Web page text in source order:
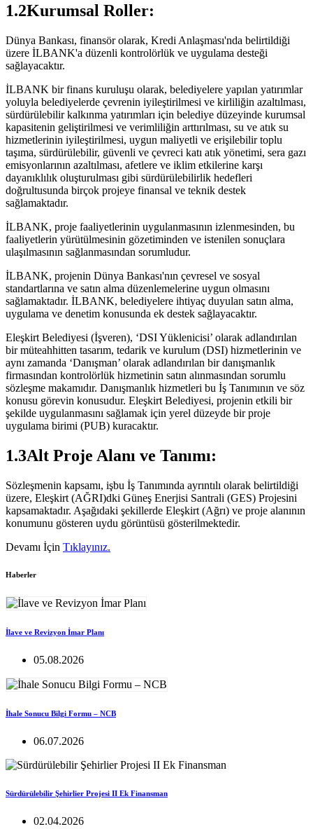
1.2Kurumsal Roller:
Dünya Bankası, finansör olarak, Kredi Anlaşması'nda belirtildiği
üzere İLBANK'a düzenli kontrolörlük ve uygulama desteği
sağlayacaktır.
İLBANK bir finans kuruluşu olarak, belediyelere yapılan yatırımlar
yoluyla belediyelerde çevrenin iyileştirilmesi ve kirliliğin azaltılması,
sürdürülebilir kalkınma yatırımları için belediye düzeyinde kurumsal
kapasitenin geliştirilmesi ve verimliliğin arttırılması, su ve atık su
hizmetlerinin iyileştirilmesi, uygun maliyetli ve erişilebilir toplu
taşıma, sürdürülebilir, güvenli ve çevreci katı atık yönetimi, sera gazı
emisyonlarının azaltılması, afetlere ve iklim etkilerine karşı
dayanıklılık oluşturulması gibi sürdürülebilirlik hedefleri
doğrultusunda birçok projeye finansal ve teknik destek
sağlamaktadır.
İLBANK, proje faaliyetlerinin uygulanmasının izlenmesinden, bu
faaliyetlerin yürütülmesinin gözetiminden ve istenilen sonuçlara
ulaşılmasının sağlanmasından sorumludur.
İLBANK, projenin Dünya Bankası'nın çevresel ve sosyal
standartlarına ve satın alma düzenlemelerine uygun olmasını
sağlamaktadır. İLBANK, belediyelere ihtiyaç duyulan satın alma,
uygulama ve denetim konusunda ek destek sağlayacaktır.
Eleşkirt Belediyesi (İşveren), ‘DSI Yüklenicisi’ olarak adlandırılan
bir müteahhitten tasarım, tedarik ve kurulum (DSI) hizmetlerinin ve
aynı zamanda ‘Danışman’ olarak adlandırılan bir danışmanlık
firmasından kontrolörlük hizmetinin satın alınmasından sorumlu
sözleşme makamıdır. Danışmanlık hizmetleri bu İş Tanımının ve söz
konusu görevin konusudur. Eleşkirt Belediyesi, projenin etkili bir
şekilde uygulanmasını sağlamak için yerel düzeyde bir proje
uygulama birimi (PUB) kuracaktır.
1.3Alt Proje Alanı ve Tanımı:
Sözleşmenin kapsamı, işbu İş Tanımında ayrıntılı olarak belirtildiği
üzere, Eleşkirt (AĞRI)dki Güneş Enerjisi Santrali (GES) Projesini
kapsamaktadır. Aşağıdaki şekillerde Eleşkirt (Ağrı) ve proje alanının
konumunu gösteren uydu görüntüsü gösterilmektedir.
Devamı İçin Tıklayınız.
Haberler
İlave ve Revizyon İmar Planı
05.08.2026
İhale Sonucu Bilgi Formu – NCB
06.07.2026
Sürdürülebilir Şehirlier Projesi II Ek Finansman
02.04.2026